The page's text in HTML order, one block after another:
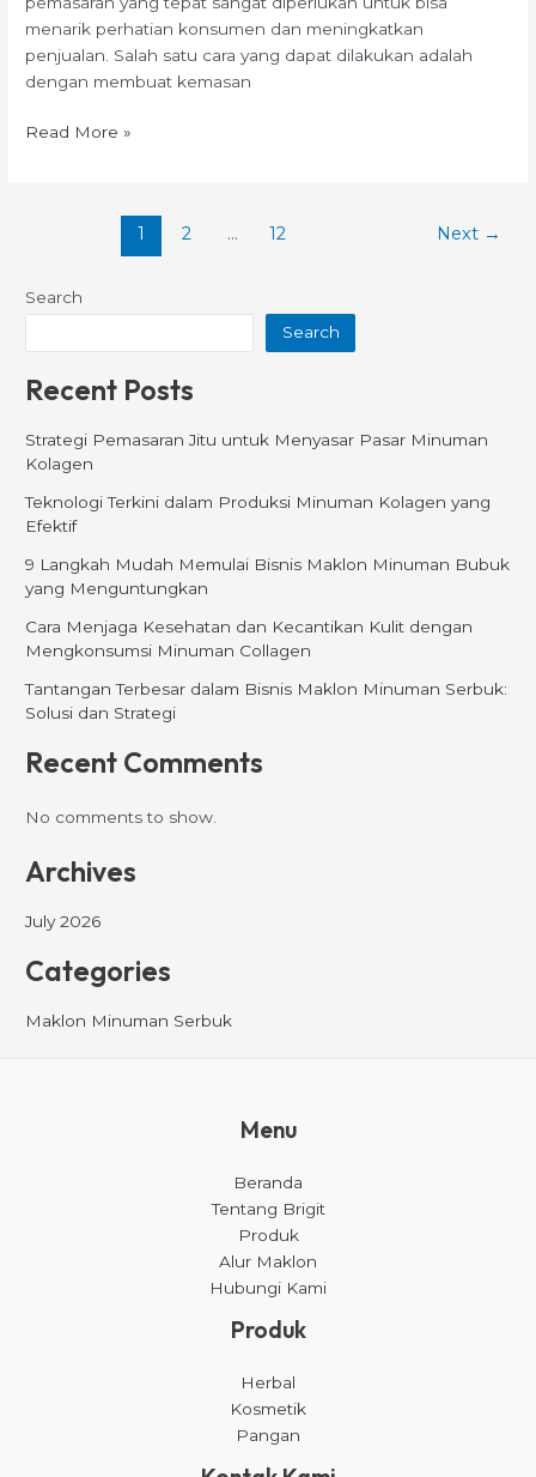
menarik perhatian konsumen dan meningkatkan
penjualan. Salah satu cara yang dapat dilakukan adalah
dengan membuat kemasan
Read More »
1 2 … 12 Next →
Search
Search
Recent Posts
Strategi Pemasaran Jitu untuk Menyasar Pasar Minuman
Kolagen
Teknologi Terkini dalam Produksi Minuman Kolagen yang
Efektif
9 Langkah Mudah Memulai Bisnis Maklon Minuman Bubuk
yang Menguntungkan
Cara Menjaga Kesehatan dan Kecantikan Kulit dengan
Mengkonsumsi Minuman Collagen
Tantangan Terbesar dalam Bisnis Maklon Minuman Serbuk:
Solusi dan Strategi
Recent Comments
No comments to show.
Archives
July 2026
Categories
Maklon Minuman Serbuk
Menu
Beranda
Tentang Brigit
Produk
Alur Maklon
Hubungi Kami
Produk
Herbal
Kosmetik
Pangan